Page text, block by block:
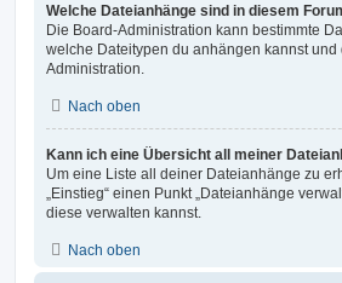
Welche Dateianhänge sind in diesem
Die Board-Administration kann bestimmte
welche Dateitypen du anhängen kannst
Administration.
Nach oben
Kann ich eine Übersicht all meiner
Um eine Liste all deiner Dateianhänge zu
„Einstieg“ einen Punkt „Dateianhänge
diese verwalten kannst.
Nach oben